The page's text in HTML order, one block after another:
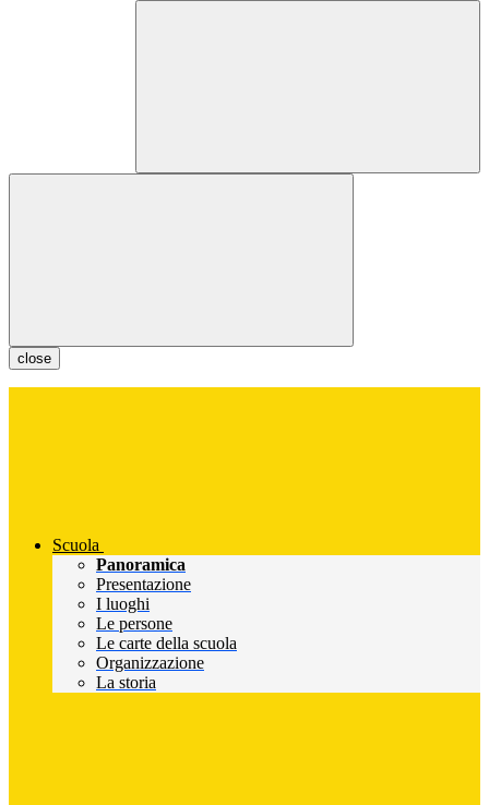
close
Scuola
Panoramica
Presentazione
I luoghi
Le persone
Le carte della scuola
Organizzazione
La storia